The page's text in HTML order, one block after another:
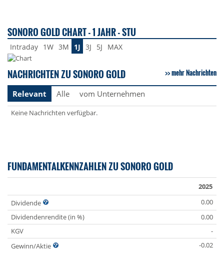
SONORO GOLD CHART - 1 JAHR - STU
Intraday 1W 3M 1J 3J 5J MAX
NACHRICHTEN ZU SONORO GOLD mehr Nachrichten
Relevant Alle vom Unternehmen
Keine Nachrichten verfügbar.
FUNDAMENTALKENNZAHLEN ZU SONORO GOLD
2025
Dividende
0.00
Dividendenrendite (in %)
0.00
KGV
-
Gewinn/Aktie
-0.02